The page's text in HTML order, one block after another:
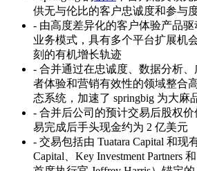
供无与伦比的客户忠诚度和参与
- 由高度差异化的客户体验产品驱
业务模式，具有多个平台扩展机
刻的有机增长轨迹
- 合并通过在忠诚度、数据分析
者体验和营销有效性的领域整合
态系统，加速了 springbig 为大麻
- 合并后公司的预计交易后股权
易完成后手头现金约为 2 亿美元
- 交易包括由 Tuatara Capital 和现
Capital、Key Investment Partners